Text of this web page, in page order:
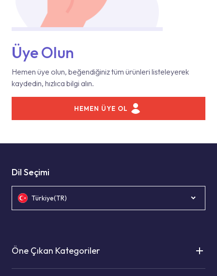
Üye Olun
Hemen üye olun, beğendiğiniz tüm ürünleri listeleyerek
kaydedin, hızlıca bilgi alın.
HEMEN ÜYE OL
Dil Seçimi
Türkiye(TR)
Öne Çıkan Kategoriler